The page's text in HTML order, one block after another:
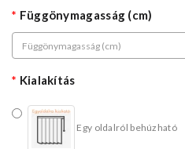
Függönymagasság (cm)
Kialakítás
Egy oldalról behúzható